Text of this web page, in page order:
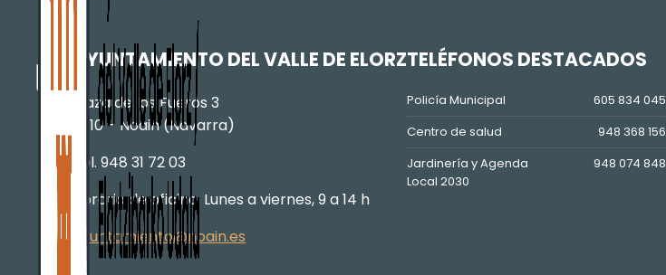
AYUNTAMIENTO DEL VALLE DE ELORZ
Plaza de los Fueros 3
31110 – Noáin (Navarra)
Tel. 948 31 72 03
Horario de oficina: Lunes a viernes, 9 a 14 h
ayuntamiento@noain.es
TELÉFONOS DESTACADOS
Policía Municipal
605 834 045
Centro de salud
948 368 156
Jardinería y Agenda
Local 2030
948 074 848